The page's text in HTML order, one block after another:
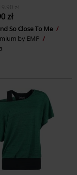
zł
zł
So Close To Me
by EMP